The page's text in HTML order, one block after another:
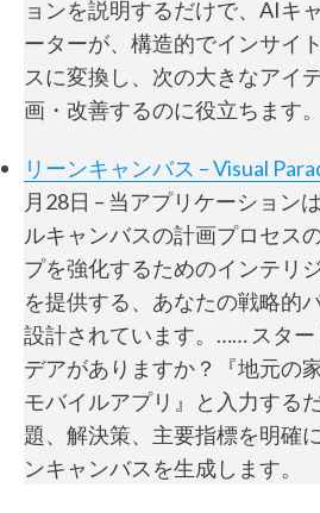
ョンを説明するだけで、AIキ
ーターが、構造的でインサイ
スに変換し、次の大きなアイ
画・改善するのに役立ちます。
リーンキャンバス – Visual
月28日 – 当アプリケーション
ルキャンバスの計画プロセス
プを強化するためのインテリ
を提供する、あなたの戦略的
設計されています。…… スター
デアがありますか？『地元の
モバイルアプリ』と入力する
題、解決策、主要指標を明確
ンキャンバスを生成します。